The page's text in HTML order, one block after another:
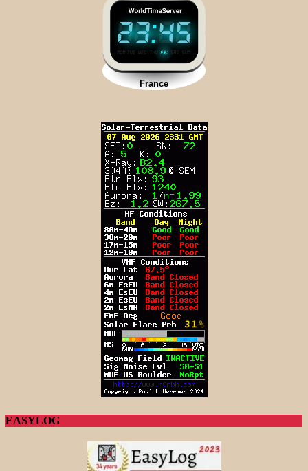
EASYLOG